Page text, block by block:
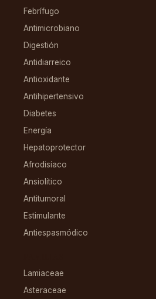
Febrífugo
Antimicrobiano
Digestión
Antidiarreico
Antioxidante
Antihipertensivo
Diabetes
Energía
Hepatoprotector
Afrodisíaco
Ansiolítico
Antitumoral
Estimulante
Antiespasmódico
Lamiaceae
Asteraceae